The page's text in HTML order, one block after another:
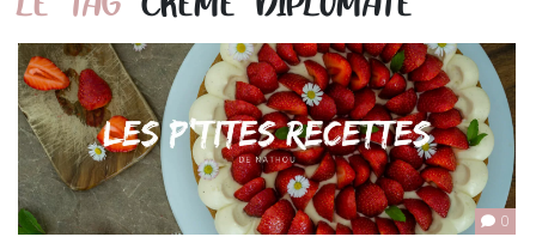
LE TAGCRÈME DIPLOMATE
0